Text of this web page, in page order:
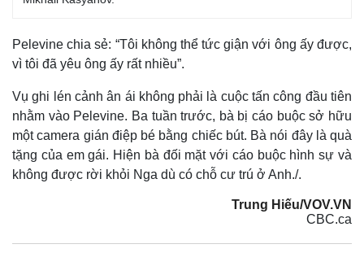
Pelevine chia sẻ: “Tôi không thể tức giận với ông ấy được,
vì tôi đã yêu ông ấy rất nhiều”.
Vụ ghi lén cảnh ân ái không phải là cuộc tấn công đầu tiên
nhằm vào Pelevine. Ba tuần trước, bà bị cáo buộc sở hữu
một camera gián điệp bé bằng chiếc bút. Bà nói đây là quà
tặng của em gái. Hiện bà đối mặt với cáo buộc hình sự và
không được rời khỏi Nga dù có chỗ cư trú ở Anh./.
Trung Hiếu/VOV.VN
CBC.ca